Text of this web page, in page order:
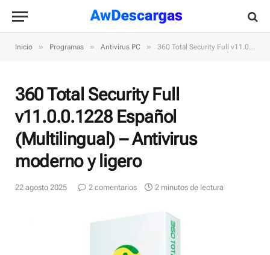
Inicio » Programas » Antivirus PC » 360 Total Security Full v11.0.0.1228 Español (Multilingual) – Antivirus moderno y ligero
360 Total Security Full
v11.0.0.1228 Español
(Multilingual) – Antivirus
moderno y ligero
22 agosto 2025 2 comentarios 2 minutos de lectura